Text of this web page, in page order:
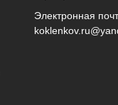
Электронная